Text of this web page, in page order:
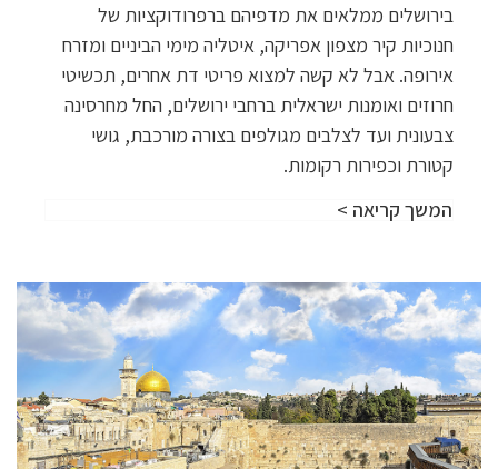
בירושלים ממלאים את מדפיהם ברפרודוקציות של
חנוכיות קיר מצפון אפריקה, איטליה מימי הביניים ומזרח
אירופה. אבל לא קשה למצוא פריטי דת אחרים, תכשיטי
חרוזים ואומנות ישראלית ברחבי ירושלים, החל מחרסינה
צבעונית ועד לצלבים מגולפים בצורה מורכבת, גושי
קטורת וכפירות רקומות.
המשך קריאה >